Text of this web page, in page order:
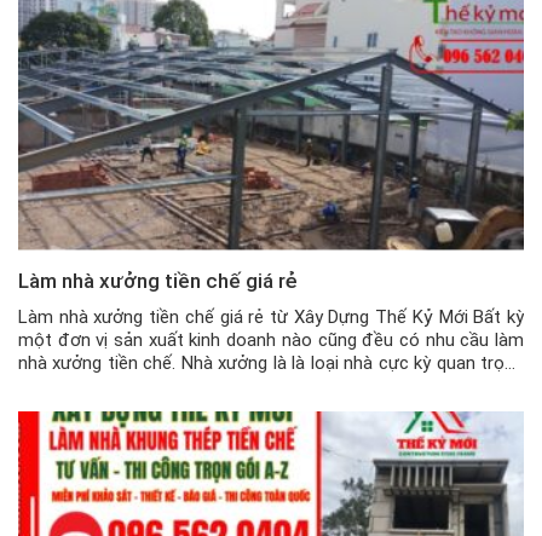
Làm nhà xưởng tiền chế giá rẻ
Làm nhà xưởng tiền chế giá rẻ từ Xây Dựng Thế Kỷ Mới Bất kỳ
một đơn vị sản xuất kinh doanh nào cũng đều có nhu cầu làm
nhà xưởng tiền chế. Nhà xưởng là là loại nhà cực kỳ quan trọng